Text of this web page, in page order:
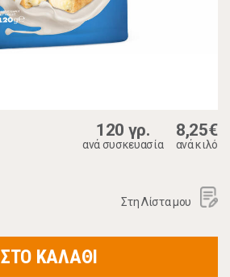
120 γρ.
ανά συσκευασία
8,25€
ανά κιλό
Στη Λίστα μου
ΣΤΟ ΚΑΛΑΘΙ